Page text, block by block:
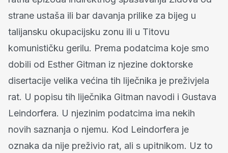
strane ustaša ili bar davanja prilike za bijeg u
talijansku okupacijsku zonu ili u Titovu
komunističku gerilu. Prema podatcima koje smo
dobili od Esther Gitman iz njezine doktorske
disertacije velika većina tih liječnika je preživjela
rat. U popisu tih liječnika Gitman navodi i Gustava
Leindorfera. U njezinim podatcima ima nekih
novih saznanja o njemu. Kod Leindorfera je
oznaka da nije preživio rat, ali s upitnikom. Uz to